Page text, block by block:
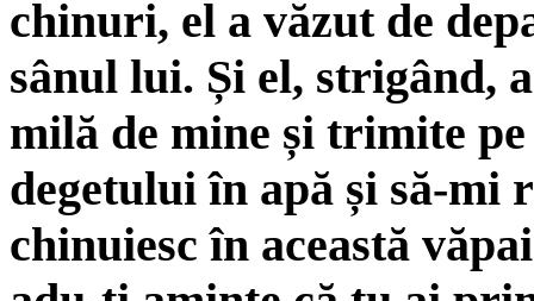
chinuri, el a văzut de
sânul lui. Și el, strigând,
milă de mine și trimite
degetului în apă și să-mi
chinuiesc în această